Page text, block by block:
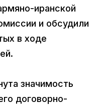
иранской
и обсудили
в ходе
значимость
договорно-